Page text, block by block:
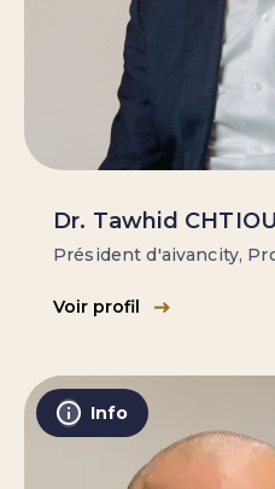
Dr. Tawhid
Président d'aivancity,
Voir profil
Info